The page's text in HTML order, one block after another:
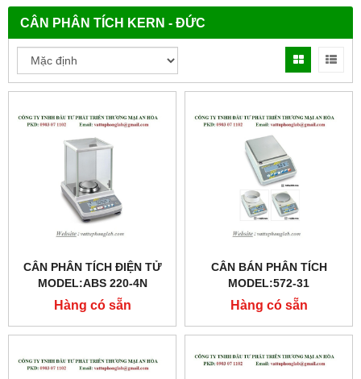
CÂN PHÂN TÍCH KERN - ĐỨC
CÂN PHÂN TÍCH ĐIỆN TỬ
MODEL:ABS 220-4N
Hàng có sẵn
CÂN BÁN PHÂN TÍCH
MODEL:572-31
Hàng có sẵn